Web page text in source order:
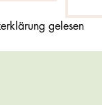
gelesen